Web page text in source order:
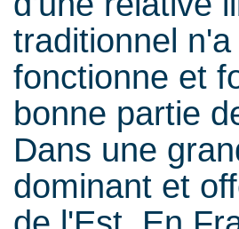
traditionnel
fonctionne et
bonne partie
Dans une
dominant et